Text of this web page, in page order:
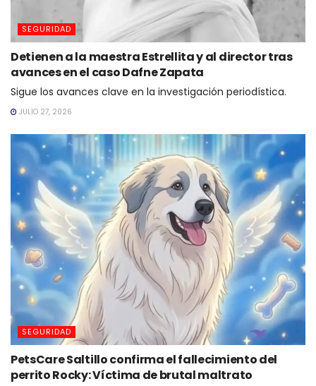
SEGURIDAD
Detienen a la maestra Estrellita y al director tras
avances en el caso Dafne Zapata
Sigue los avances clave en la investigación periodística.
JULIO 27, 2026
SEGURIDAD
PetsCare Saltillo confirma el fallecimiento del
perrito Rocky: Víctima de brutal maltrato